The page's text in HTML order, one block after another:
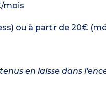
mois
ou à partir de 20€
en laisse dans